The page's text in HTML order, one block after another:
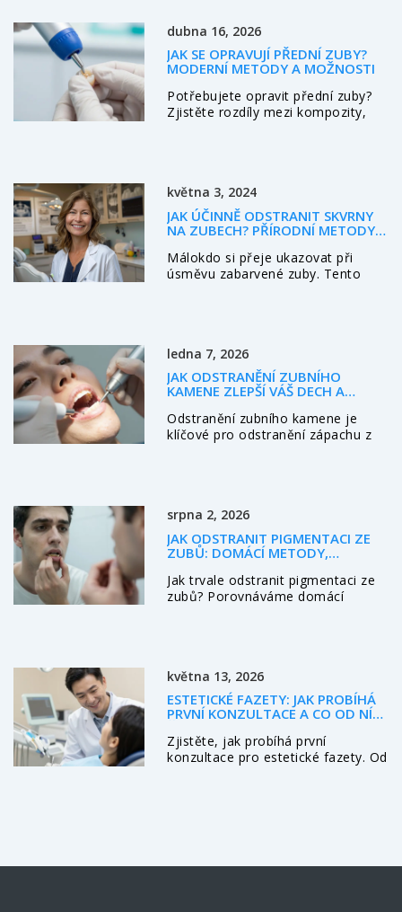
dubna 16, 2026
JAK SE OPRAVUJÍ PŘEDNÍ ZUBY?
MODERNÍ METODY A MOŽNOSTI
Potřebujete opravit přední zuby?
Zjistěte rozdíly mezi kompozity,
května 3, 2024
JAK ÚČINNĚ ODSTRANIT SKVRNY
NA ZUBECH? PŘÍRODNÍ METODY A
Málokdo si přeje ukazovat při
úsměvu zabarvené zuby. Tento
jídla, nápoje a určité životní návyky
na zabarvení zubů a představíme
jak chemické, tak přírodní metody
pro jejich bělení. Zjistíte také, jak
preventivní péče může udržet váš
úsměv zářivě bílý dlouhodobě.
ledna 7, 2026
JAK ODSTRANĚNÍ ZUBNÍHO
KAMENE ZLEPŠÍ VÁŠ DECH A
Odstranění zubního kamene je
klíčové pro odstranění zápachu z
srpna 2, 2026
JAK ODSTRANIT PIGMENTACI ZE
ZUBŮ: DOMÁCÍ METODY,
ONLAY
Jak trvale odstranit pigmentaci ze
zubů? Porovnáváme domácí
května 13, 2026
ESTETICKÉ FAZETY: JAK PROBÍHÁ
PRVNÍ KONZULTACE A CO OD NÍ
Zjistěte, jak probíhá první
konzultace pro estetické fazety. Od